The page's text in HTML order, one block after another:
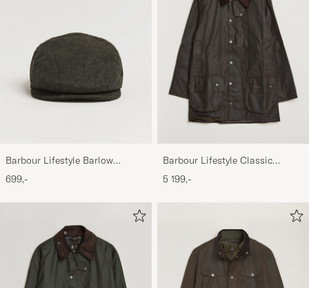
Barbour Lifestyle Barlow
Herringbone Cap Olive
699,-
Barbour Lifestyle Classic
Beaufort Jacket Olive
5 199,-